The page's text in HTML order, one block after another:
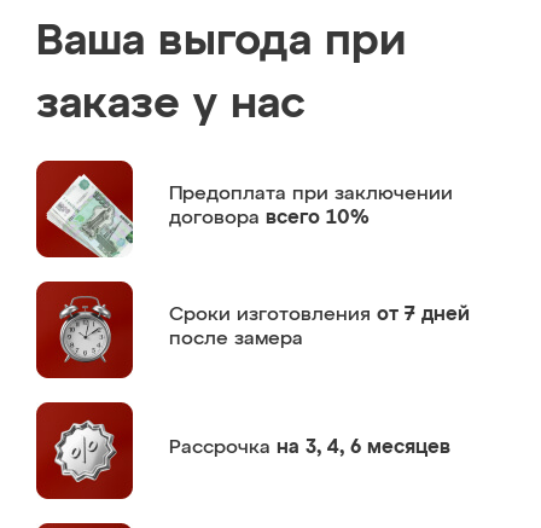
Ваша выгода при
заказе у нас
Предоплата при заключении
договора всего 10%
Сроки изготовления от 7 дней
после замера
Рассрочка на 3, 4, 6 месяцев